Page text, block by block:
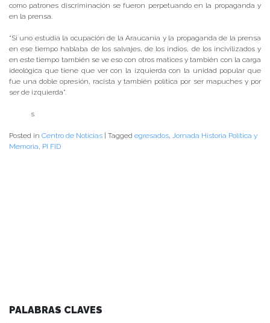
como patrones discriminación se fueron perpetuando en la propaganda y
en la prensa.
“Si uno estudia la ocupación de la Araucanía y la propaganda de la prensa
en ese tiempo hablaba de los salvajes, de los indios, de los incivilizados y
en este tiempo también se ve eso con otros matices y también con la carga
ideológica que tiene que ver con la izquierda con la unidad popular que
fue una doble opresión, racista y también política por ser mapuches y por
ser de izquierda”.
s
Posted in Centro de Noticias Tagged egresados, Jornada Historia Política y
Memoria, PI FID
PALABRAS CLAVES